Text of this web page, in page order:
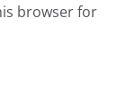
browser for